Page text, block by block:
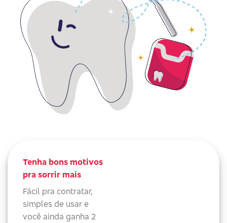
Tenha bons motivos
pra sorrir mais
Fácil pra contratar,
simples de usar e
você ainda ganha 2